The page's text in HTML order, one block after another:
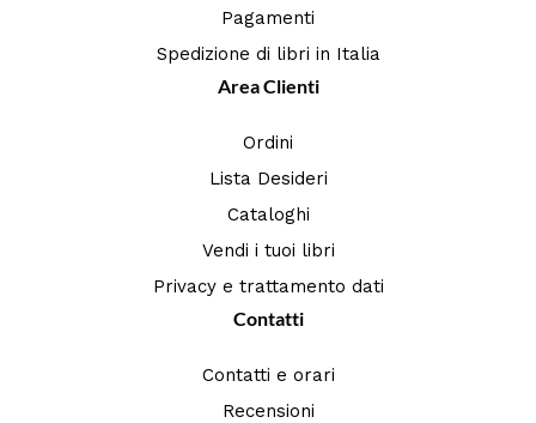
Pagamenti
Spedizione di libri in Italia
Area Clienti
Ordini
Lista Desideri
Cataloghi
Vendi i tuoi libri
Privacy e trattamento dati
Contatti
Contatti e orari
Recensioni